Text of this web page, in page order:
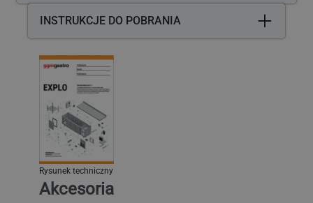
INSTRUKCJE DO POBRANIA
Rysunek techniczny
Akcesoria